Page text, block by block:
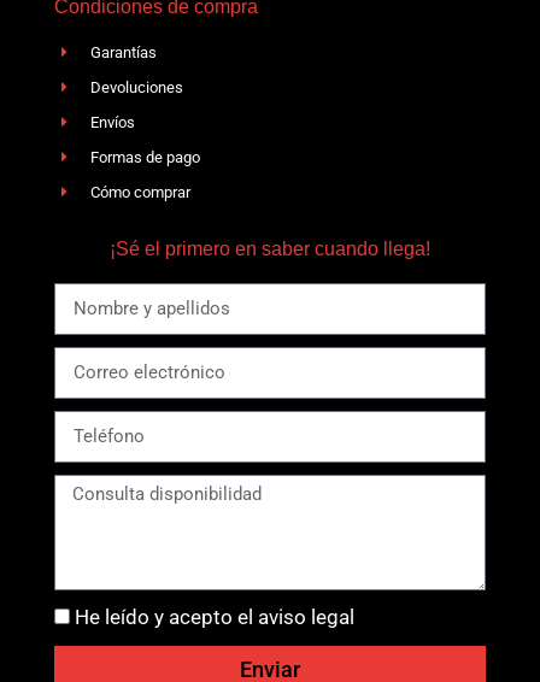
Condiciones de compra
Garantías
Devoluciones
Envíos
Formas de pago
Cómo comprar
¡Sé el primero en saber cuando llega!
He leído y acepto el aviso legal
Enviar